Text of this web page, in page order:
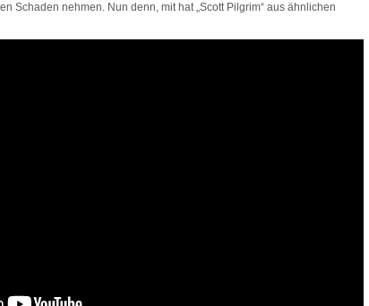
Schaden nehmen. Nun denn, mit hat „Scott Pilgrim“ aus ähnlichen